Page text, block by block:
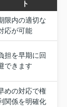
ト
限内の適切な
応が可能
担を早期に回
できます
めの対応で権
関係を明確化